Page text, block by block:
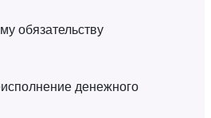
обязательству
денежного